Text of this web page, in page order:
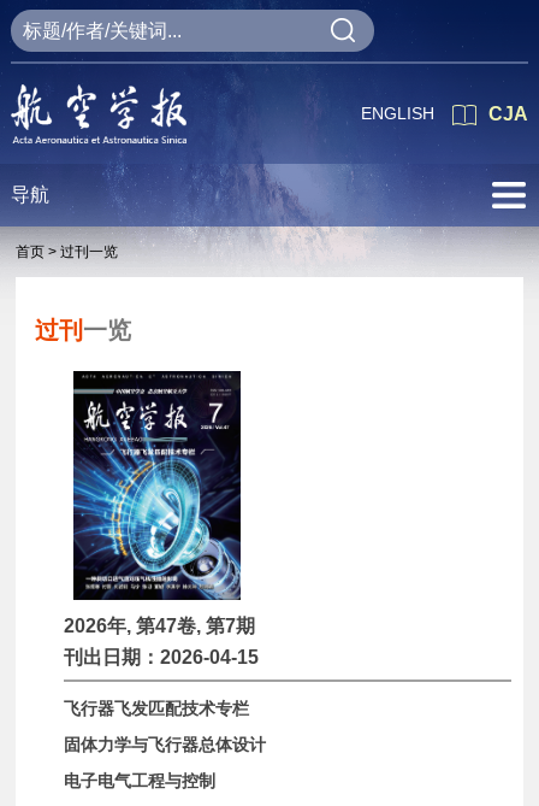
CJA
ENGLISH
导航
首页 > 过刊一览
过刊 一览
2026年, 第47卷, 第7期
刊出日期：2026-04-15
飞行器飞发匹配技术专栏
固体力学与飞行器总体设计
电子电气工程与控制